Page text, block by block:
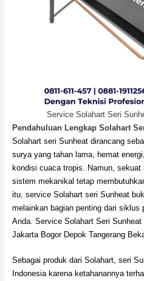
Service Solahart Seri
Pendahuluan Lengkap Solahart
Solahart seri Sunheat dirancang
surya yang tahan lama, hemat
kondisi cuaca tropis. Namun, sekuat
sistem mekanikal tetap
itu, service Solahart seri Sunheat
melainkan bagian penting dari siklus
Anda. Service Solahart Seri
Jakarta Bogor Depok Tangerang
Sebagai produk dari Solahart, seri
Indonesia karena ketahanannya